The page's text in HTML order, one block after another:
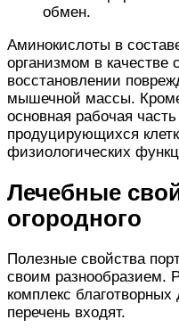
обмен.
Аминокислоты в
организмом в качестве
восстановлении
мышечной массы.
основная рабочая
продуцирующихся
физиологических
Лечебные
огородного
Полезные свойства
своим разнообразием.
комплекс
перечень входят.